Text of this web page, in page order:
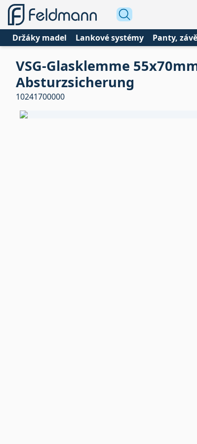
Držáky madel Lankové systémy Panty,
VSG-Glasklemme
Absturzsicherung
10241700000